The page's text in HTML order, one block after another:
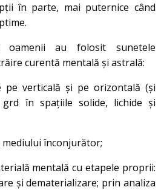
în parte, mai puternice când
oamenii au folosit sunetele
curentă mentală şi astrală:
pe verticală şi pe orizontală (şi
în spaţiile solide, lichide şi
înconjurător;
mentală cu etapele proprii:
şi dematerializare; prin analiza